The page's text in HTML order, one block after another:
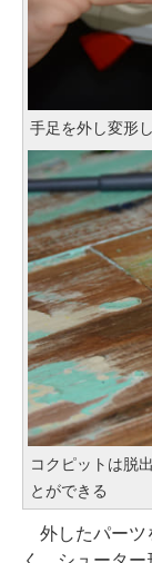
手足を外し変形
コクピットは脱
とができる
外したパーツ